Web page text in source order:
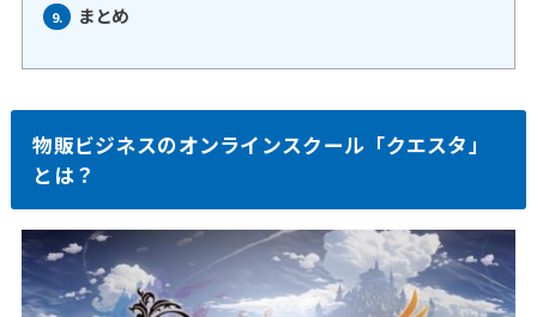
9. まとめ
物販ビジネスのオンラインスクール「クエスタ」
とは？